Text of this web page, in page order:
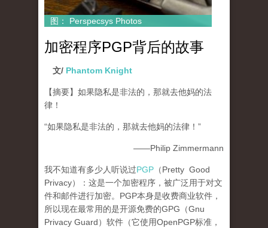
图： Perspecsys Photos
加密程序PGP背后的故事
文/ Phantom Knight
【摘要】如果隐私是非法的，那就去他妈的法
律！
“如果隐私是非法的，那就去他妈的法律！”
——Philip Zimmermann
我不知道有多少人听说过PGP （Pretty Good
Privacy）：这是一个加密程序，被广泛用于对文
件和邮件进行加密。PGP本身是收费商业软件，
所以现在最常用的是开源免费的GPG（Gnu
Privacy Guard）软件（它使用OpenPGP标准，